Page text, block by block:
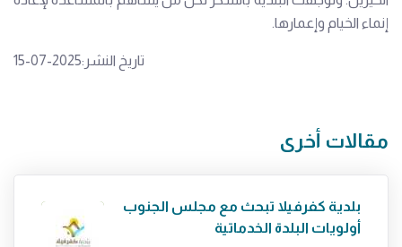
إنماء الخيام وإعمارها.
تاريخ النشر:2025-07-15
مقالات أخرى
بلدية كفرفيلا تبحث مع مجلس الجنوب
أولويات البلدة الخدماتية